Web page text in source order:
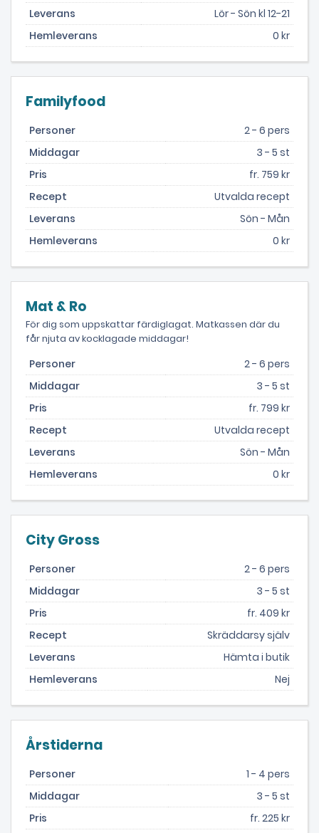
Leverans
Lör - Sön kl 12-21
Hemleverans
0 kr
Familyfood
Personer
2 - 6 pers
Middagar
3 - 5 st
Pris
fr. 759 kr
Recept
Utvalda recept
Leverans
Sön - Mån
Hemleverans
0 kr
Mat & Ro
För dig som uppskattar färdiglagat. Matkassen där du
får njuta av kocklagade middagar!
Personer
2 - 6 pers
Middagar
3 - 5 st
Pris
fr. 799 kr
Recept
Utvalda recept
Leverans
Sön - Mån
Hemleverans
0 kr
City Gross
Personer
2 - 6 pers
Middagar
3 - 5 st
Pris
fr. 409 kr
Recept
Skräddarsy själv
Leverans
Hämta i butik
Hemleverans
Nej
Årstiderna
Personer
1 - 4 pers
Middagar
3 - 5 st
Pris
fr. 225 kr